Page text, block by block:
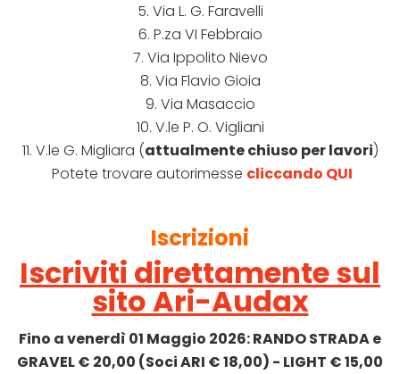
5. Via L. G. Faravelli
6. P.za VI Febbraio
7. Via Ippolito Nievo
8. Via Flavio Gioia
9. Via Masaccio
10. V.le P. O. Vigliani
11. V.le G. Migliara (attualmente chiuso per lavori)
Potete trovare autorimesse cliccando QUI
Iscrizioni
Iscriviti direttamente sul
sito Ari-Audax
Fino a venerdì 01 Maggio 2026: RANDO STRADA e
GRAVEL € 20,00 (Soci ARI € 18,00) - LIGHT € 15,00